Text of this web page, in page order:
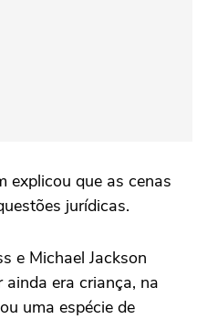
explicou que as cenas
jurídicas.
e Michael Jackson
era criança, na
uma espécie de